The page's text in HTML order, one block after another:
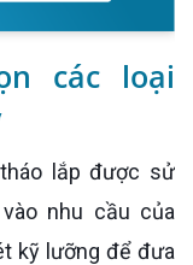
các loại
nhu cầu của
kỹ lưỡng để đưa